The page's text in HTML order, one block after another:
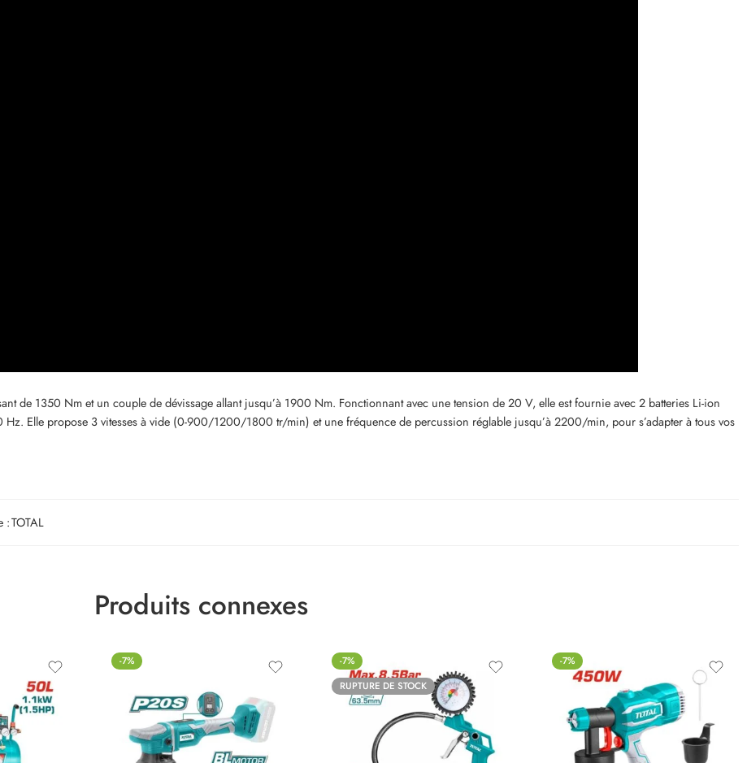
de 1350 Nm et un couple de dévissage allant jusqu’à 1900 Nm. Fonctionnant avec une tension de 20 V, elle est fournie avec 2 batteries Li-ion
Elle propose 3 vitesses à vide (0-900/1200/1800 tr/min) et une fréquence de percussion réglable jusqu’à 2200/min, pour s’adapter à tous vos
:TOTAL
Produits connexes
-7%
-7%
RUPTURE DE STOCK
-7%